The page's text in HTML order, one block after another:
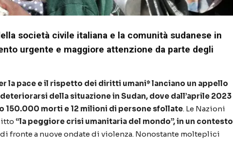
società civile italiana e la comunità sudanese in
urgente e maggiore attenzione da parte degli
la pace e il rispetto dei diritti umani* lanciano un appello
della situazione in Sudan, dove dall’aprile 2023
150.000 morti e 12 milioni di persone sfollate. Le Nazioni
“la peggiore crisi umanitaria del mondo”, in un contesto
di fronte a nuove ondate di violenza. Nonostante molteplici